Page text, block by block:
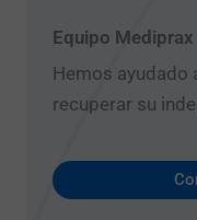
Equipo Mediprax
Hemos ayudado
recuperar su